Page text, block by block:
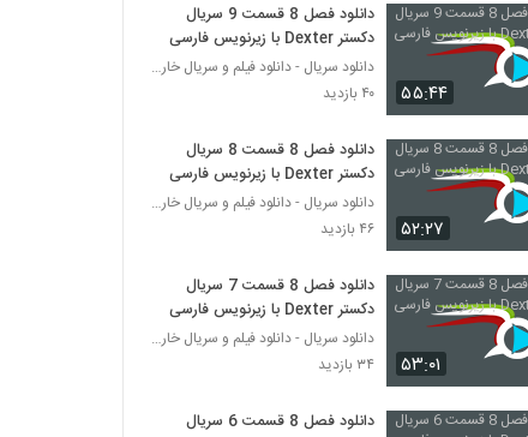
۵۵:۴۴
دانلود فصل 8 قسمت 9 سریال
دکستر Dexter با زیرنویس فارسی
دانلود سریال - دانلود فیلم و سریال خارجی
۴۰ بازدید
۵۲:۲۷
دانلود فصل 8 قسمت 8 سریال
دکستر Dexter با زیرنویس فارسی
دانلود سریال - دانلود فیلم و سریال خارجی
۴۶ بازدید
۵۳:۰۱
دانلود فصل 8 قسمت 7 سریال
دکستر Dexter با زیرنویس فارسی
دانلود سریال - دانلود فیلم و سریال خارجی
۳۴ بازدید
دانلود فصل 8 قسمت 6 سریال